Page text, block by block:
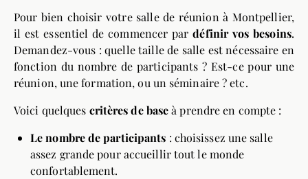
Pour bien choisir votre salle de réunion à Montpellier,
il est essentiel de commencer pardéfinir vos besoins.
Demandez-vous : quelle taille de salle est nécessaire en
fonction du nombre de participants ? Est-ce pour une
réunion, une formation, ou un séminaire ? etc.
Voici quelques critères de baseà prendre en compte :
Le nombre de participants : choisissez une salle
assez grande pour accueillir tout le monde
confortablement.